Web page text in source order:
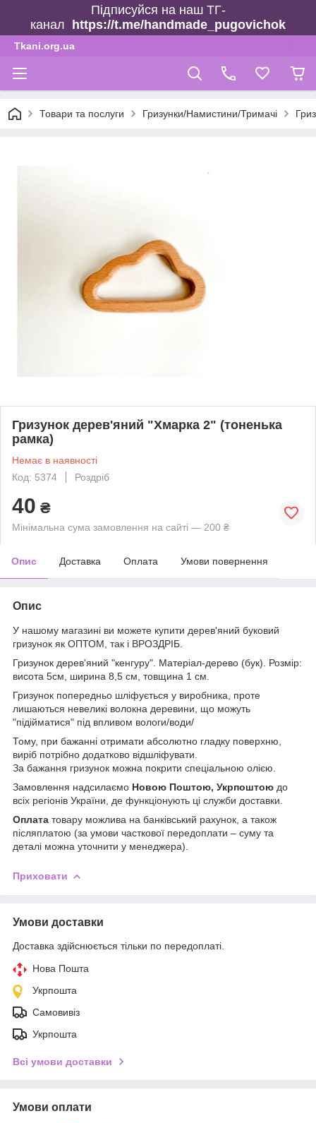
Підписуйся на наш ТГ-
канал
https://t.me/handmade_pugovichok
Tkani.org.ua
Товари та послуги Гризунки/Намистини/Тримачі
Гризунок дерев'яний "Хмарка 2" (тоненька
рамка)
Немає в наявності
Код: 5374
Роздріб
40 ₴
Мінімальна сума замовлення на сайті — 200 ₴
Опис Доставка Оплата Умови повернення
Опис
У нашому магазині ви можете купити дерев'яний буковий
гризунок як ОПТОМ, так і ВРОЗДРІБ.
Гризунок дерев'яний "кенгуру". Матеріал-дерево (бук). Розмір:
висота 5см, ширина 8,5 см, товщина 1 см.
Гризунок попередньо шліфується у виробника, проте
лишаються невеликі волокна деревини, що можуть
"підійматися" під впливом вологи/води/
Тому, при бажанні отримати абсолютно гладку поверхню,
виріб потрібно додатково відшліфувати.
За бажання гризунок можна покрити спеціальною олією.
Замовлення надсилаємо Новою Поштою, Укрпоштою до
всіх регіонів України, де функціонують ці служби доставки.
Оплата товару можлива на банківський рахунок, а також
післяплатою (за умови часткової передоплати – суму та
деталі можна уточнити у менеджера).
Приховати
Умови доставки
Доставка здійснюється тільки по передоплаті.
Нова Пошта
Укрпошта
Самовивіз
Укрпошта
Всі умови доставки
Умови оплати